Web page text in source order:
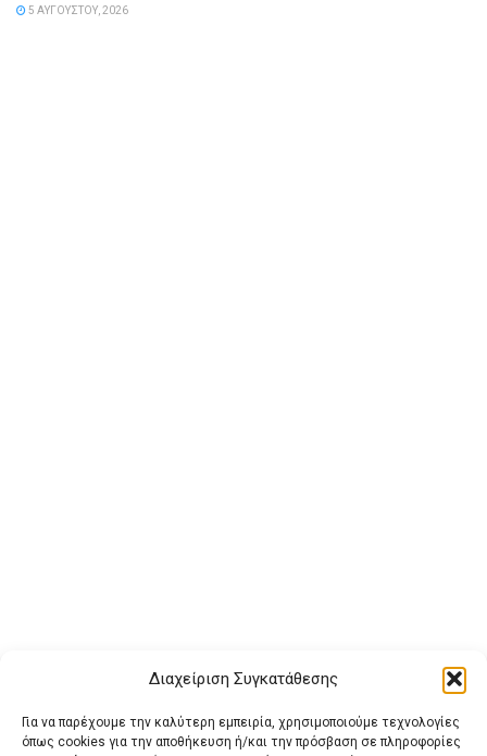
Διαχείριση Συγκατάθεσης
Για να παρέχουμε την καλύτερη εμπειρία, χρησιμοποιούμε τεχνολογίες
όπως cookies για την αποθήκευση ή/και την πρόσβαση σε πληροφορίες
5 ΑΥΓΟΎΣΤΟΥ, 2026